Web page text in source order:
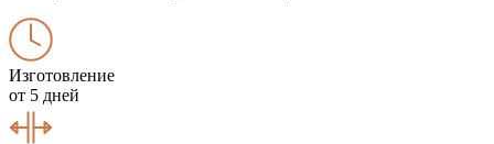
Изготовление
от 5 дней